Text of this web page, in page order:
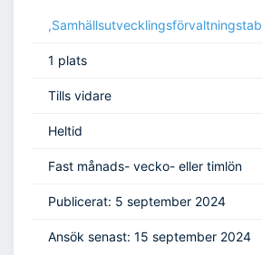
,Samhällsutvecklingsförvaltningstab
1 plats
Tills vidare
Heltid
Fast månads- vecko- eller timlön
Publicerat: 5 september 2024
Ansök senast: 15 september 2024